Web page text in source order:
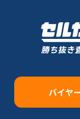
バイヤ